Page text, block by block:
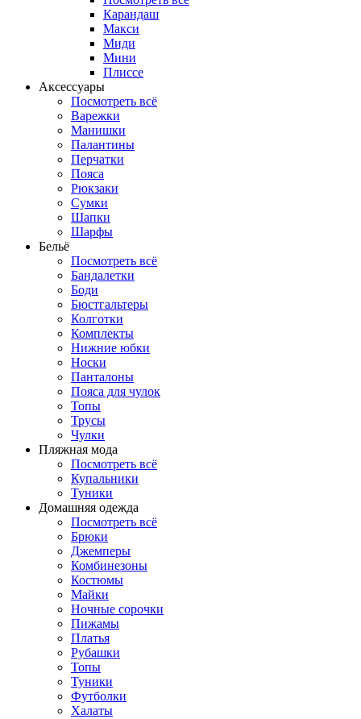
Карандаш
Макси
Миди
Мини
Плиссе
Аксессуары
Посмотреть всё
Варежки
Манишки
Палантины
Перчатки
Пояса
Рюкзаки
Сумки
Шапки
Шарфы
Бельё
Посмотреть всё
Бандалетки
Боди
Бюстгальтеры
Колготки
Комплекты
Нижние юбки
Носки
Панталоны
Поясa для чулок
Топы
Трусы
Чулки
Пляжная мода
Посмотреть всё
Купальники
Туники
Домашняя одежда
Посмотреть всё
Брюки
Джемперы
Комбинезоны
Костюмы
Майки
Ночные сорочки
Пижамы
Платья
Рубашки
Топы
Туники
Футболки
Халаты